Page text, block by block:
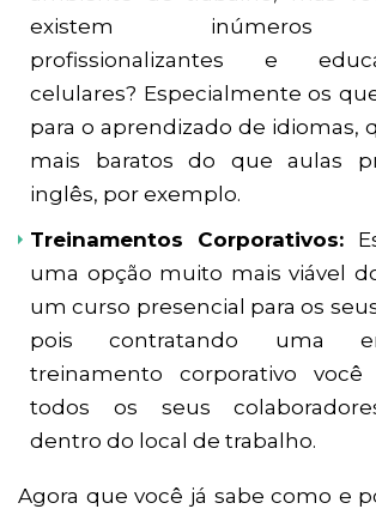
existem inúmeros
profissionalizantes e
celulares? Especialmente os
para o aprendizado de idiomas,
mais baratos do que aulas
inglês, por exemplo.
Treinamentos Corporativos:
uma opção muito mais viável
um curso presencial para os
pois contratando uma
treinamento corporativo
todos os seus
dentro do local de trabalho.
Agora que você já sabe como e